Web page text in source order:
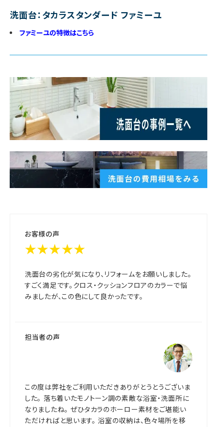
洗面台：タカラスタンダード ファミーユ
ファミーユの特徴はこちら
お客様の声
★★★★★
洗面台の劣化が気になり、リフォームをお願いしました。
すごく満足です。クロス・クッションフロアのカラーで悩
みましたが、この色にして良かったです。
担当者の声
この度は弊社をご利用いただきありがとうとうございま
した。 落ち着いたモノトーン調の素敵な浴室・洗面所に
なりましたね。 ぜひタカラのホーロー素材をご堪能い
ただければと思います。 浴室の収納は、色々場所を移